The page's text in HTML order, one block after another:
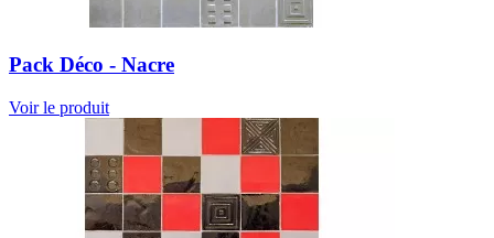
Pack Déco - Nacre
Voir le produit